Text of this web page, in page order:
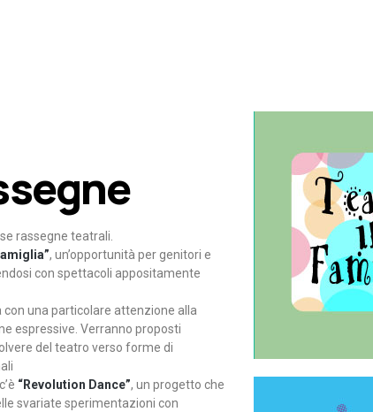
rassegne teatrali.
, un’opportunità per genitori e
con spettacoli appositamente
con una particolare attenzione alla
espressive. Verranno proposti
del teatro verso forme di
“Revolution Dance”, un progetto che
svariate sperimentazioni con
Teatro
Teatro In
rassegna di
per far
del teatro